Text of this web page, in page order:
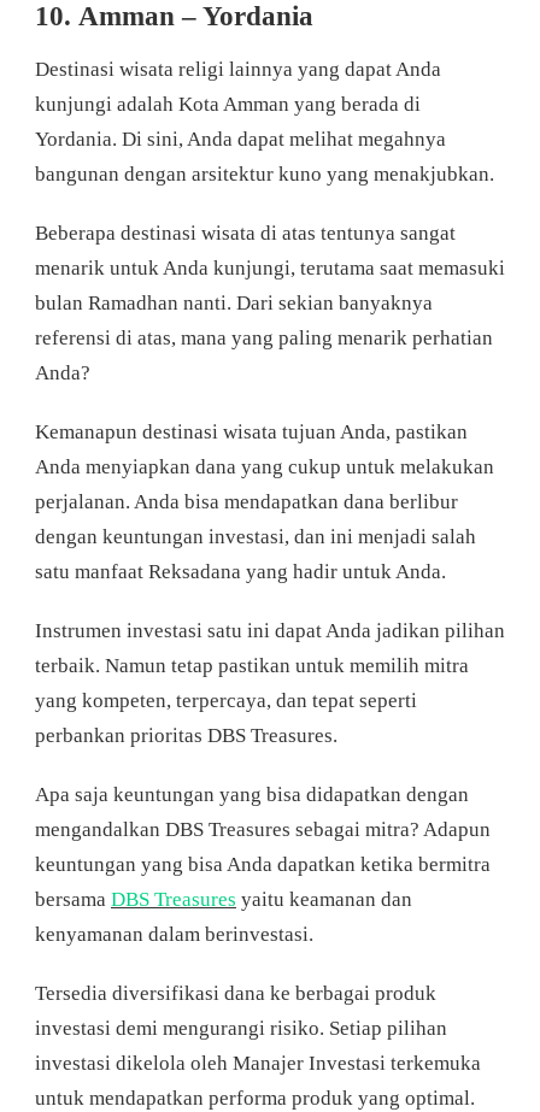
10. Amman – Yordania
Destinasi wisata religi lainnya yang dapat Anda
kunjungi adalah Kota Amman yang berada di
Yordania. Di sini, Anda dapat melihat megahnya
bangunan dengan arsitektur kuno yang menakjubkan.
Beberapa destinasi wisata di atas tentunya sangat
menarik untuk Anda kunjungi, terutama saat memasuki
bulan Ramadhan nanti. Dari sekian banyaknya
referensi di atas, mana yang paling menarik perhatian
Anda?
Kemanapun destinasi wisata tujuan Anda, pastikan
Anda menyiapkan dana yang cukup untuk melakukan
perjalanan. Anda bisa mendapatkan dana berlibur
dengan keuntungan investasi, dan ini menjadi salah
satu manfaat Reksadana yang hadir untuk Anda.
Instrumen investasi satu ini dapat Anda jadikan pilihan
terbaik. Namun tetap pastikan untuk memilih mitra
yang kompeten, terpercaya, dan tepat seperti
perbankan prioritas DBS Treasures.
Apa saja keuntungan yang bisa didapatkan dengan
mengandalkan DBS Treasures sebagai mitra? Adapun
keuntungan yang bisa Anda dapatkan ketika bermitra
bersama DBS Treasures yaitu keamanan dan
kenyamanan dalam berinvestasi.
Tersedia diversifikasi dana ke berbagai produk
investasi demi mengurangi risiko. Setiap pilihan
investasi dikelola oleh Manajer Investasi terkemuka
untuk mendapatkan performa produk yang optimal.